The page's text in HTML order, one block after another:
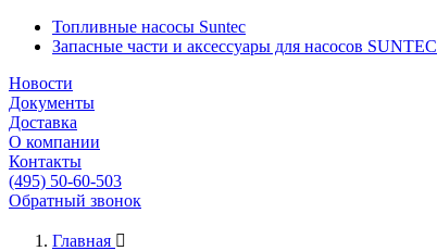
Топливные насосы Suntec
Запасные части и аксессуары для насосов SUNTEC
Новости
Документы
Доставка
О компании
Контакты
(495) 50-60-503
Обратный звонок
Главная 